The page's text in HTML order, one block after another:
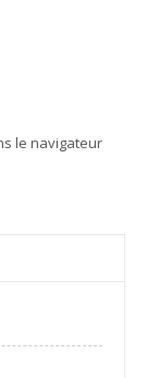
le navigateur